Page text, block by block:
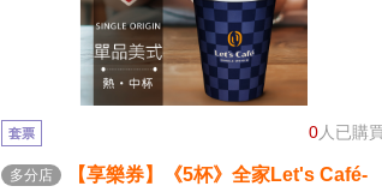
0人已購
套票
多分店
【享樂券】《5杯》全家Let's Café-